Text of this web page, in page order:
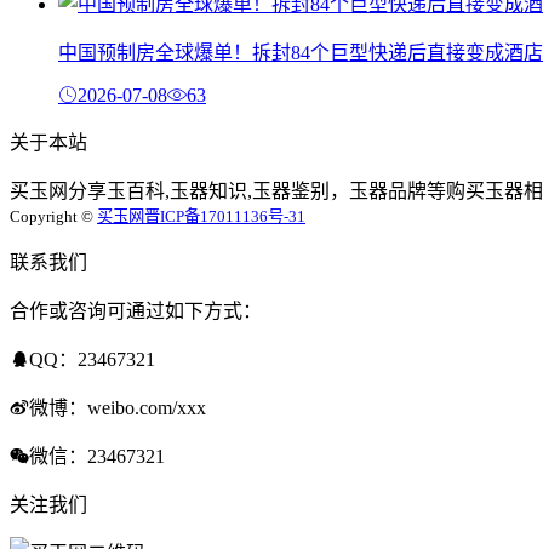
中国预制房全球爆单！拆封84个巨型快递后直接变成酒店
2026-07-08 63
关于本站
买玉网分享玉百科,玉器知识,玉器鉴别，玉器品牌等购买玉器
Copyright © 买玉网晋ICP备17011136号-31
联系我们
合作或咨询可通过如下方式：
QQ：23467321
微博：weibo.com/xxx
微信：23467321
关注我们